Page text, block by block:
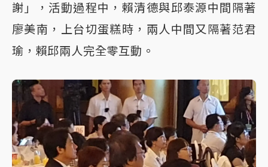
謝」，活動過程中，賴清德與邱泰源中間隔著
廖美南，上台切蛋糕時，兩人中間又隔著范君
瑜，賴邱兩人完全零互動。